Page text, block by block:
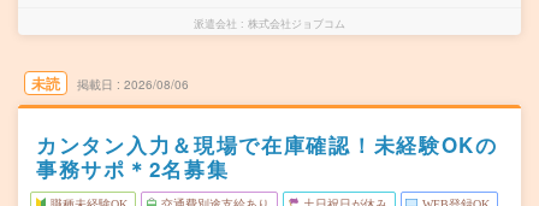
派遣会社 株式会社ジョブコム
未読 掲載日 2026/08/06
カンタン入力＆現場で在庫確認！未経験OKの
事務サポ＊2名募集
職種未経験OK 交通費別途支給あり 土日祝日が休み WEB登録OK